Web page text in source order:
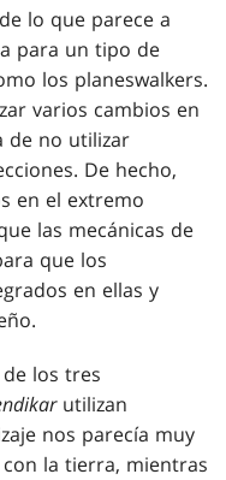
lo que parece a
para un tipo de
los planeswalkers.
varios cambios en
de no utilizar
De hecho,
en el extremo
las mecánicas de
que los
en ellas y
los tres
utilizan
nos parecía muy
la tierra, mientras